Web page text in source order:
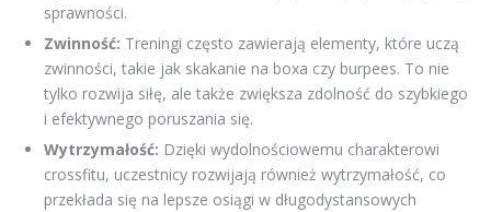
sprawności.
Zwinność: Treningi często zawierają elementy, które uczą
zwinności, takie jak skakanie na boxa czy burpees. To nie
tylko rozwija siłę, ale także zwiększa zdolność do szybkiego
i efektywnego poruszania się.
Wytrzymałość: Dzięki wydolnościowemu charakterowi
crossfitu, uczestnicy rozwijają również wytrzymałość, co
przekłada się na lepsze osiągi w długodystansowych